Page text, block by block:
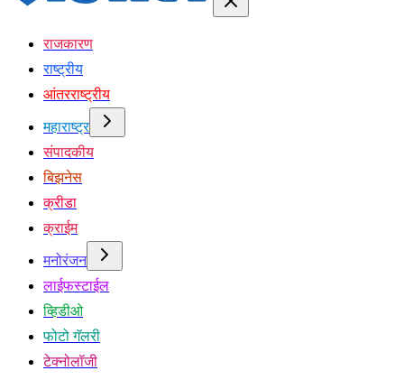
राजकारण
राष्ट्रीय
आंतरराष्ट्रीय
महाराष्ट्र
संपादकीय
बिझनेस
क्रीडा
क्राईम
मनोरंजन
लाईफस्टाईल
व्हिडीओ
फोटो गॅलरी
टेक्नोलॉजी